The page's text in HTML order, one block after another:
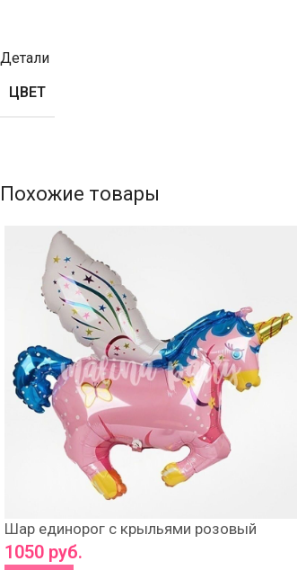
Детали
ЦВЕТ
Похожие товары
Шар единорог с крыльями розовый
1050 руб.